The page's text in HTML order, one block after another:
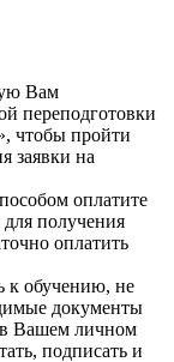
Вам
переподготовки
чтобы пройти
заявки на
оплатите
получения
оплатить
к обучению, не
документы
в Вашем личном
подписать и